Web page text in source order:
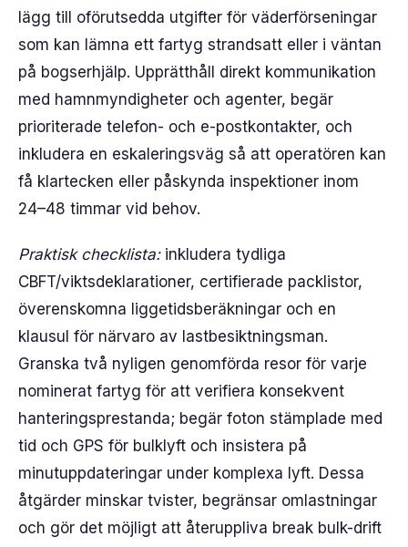
lägg till oförutsedda utgifter för väderförseningar
som kan lämna ett fartyg strandsatt eller i väntan
på bogserhjälp. Upprätthåll direkt kommunikation
med hamnmyndigheter och agenter, begär
prioriterade telefon- och e-postkontakter, och
inkludera en eskaleringsväg så att operatören kan
få klartecken eller påskynda inspektioner inom
24–48 timmar vid behov.
Praktisk checklista:inkludera tydliga
CBFT/viktsdeklarationer, certifierade packlistor,
överenskomna liggetidsberäkningar och en
klausul för närvaro av lastbesiktningsman.
Granska två nyligen genomförda resor för varje
nominerat fartyg för att verifiera konsekvent
hanteringsprestanda; begär foton stämplade med
tid och GPS för bulklyft och insistera på
minutuppdateringar under komplexa lyft. Dessa
åtgärder minskar tvister, begränsar omlastningar
och gör det möjligt att återuppliva break bulk-drift